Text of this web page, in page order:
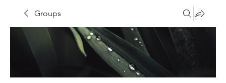
Groups